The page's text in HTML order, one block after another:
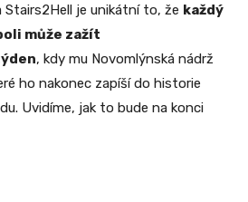
je unikátní to, že každý
může zažít
, kdy mu Novomlýnská nádrž
ho nakonec zapíší do historie
Uvidíme, jak to bude na konci